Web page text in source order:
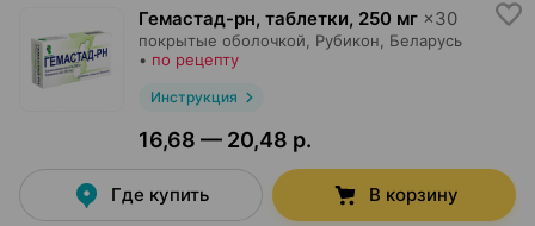
Гемастад-рн, таблетки, 250 мг ×30
покрытые оболочкой, Рубикон , Беларусь
• по рецепту
Инструкция
16,68 — 20,48 р.
Где купить В корзину